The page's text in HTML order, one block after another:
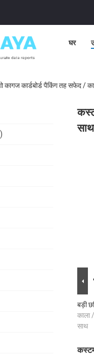
घर
कागज कार्डबोर्ड पैकिंग तह सफेद /
साथ
बड़ी
काला
साथ